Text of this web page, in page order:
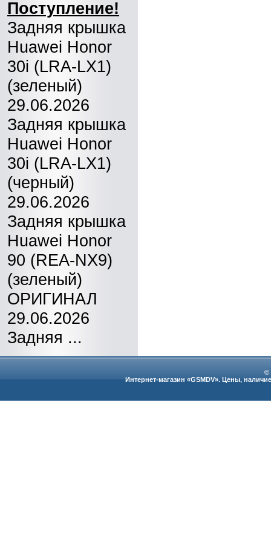
Поступление!
Задняя крышка
Huawei Honor
30i (LRA-LX1)
(зеленый)
29.06.2026
Задняя крышка
Huawei Honor
30i (LRA-LX1)
(черный)
29.06.2026
Задняя крышка
Huawei Honor
90 (REA-NX9)
(зеленый)
ОРИГИНАЛ
29.06.2026
Задняя ...
©
Интернет-магазин «GSMDV». Цены,